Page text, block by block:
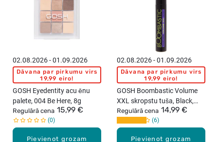
Pievienot grozam
02.08.2026 - 01.09.2026
Dāvana par pirkumu virs
19,99 eiro!
GOSH Eyedentity acu ēnu
palete, 004 Be Here, 8g
Regulārā cena 15,99 €
0
Pievienot grozam
02.08.2026 - 01.09.2026
Dāvana par pirkumu virs
19,99 eiro!
GOSH Boombastic Volume
XXL skropstu tuša, Black,
13ml
Regulārā cena 14,99 €
6